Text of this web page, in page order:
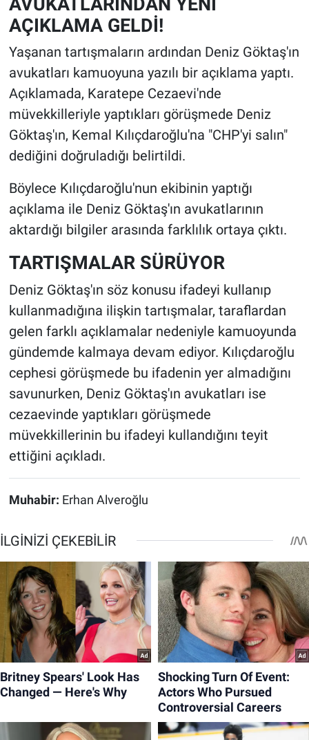
AÇIKLAMA GELDİ!
Yaşanan tartışmaların ardından Deniz Göktaş'ın
avukatları kamuoyuna yazılı bir açıklama yaptı.
Açıklamada, Karatepe Cezaevi'nde
müvekkilleriyle yaptıkları görüşmede Deniz
Göktaş'ın, Kemal Kılıçdaroğlu'na "CHP'yi salın"
dediğini doğruladığı belirtildi.
Böylece Kılıçdaroğlu'nun ekibinin yaptığı
açıklama ile Deniz Göktaş'ın avukatlarının
aktardığı bilgiler arasında farklılık ortaya çıktı.
TARTIŞMALAR SÜRÜYOR
Deniz Göktaş'ın söz konusu ifadeyi kullanıp
kullanmadığına ilişkin tartışmalar, taraflardan
gelen farklı açıklamalar nedeniyle kamuoyunda
gündemde kalmaya devam ediyor. Kılıçdaroğlu
cephesi görüşmede bu ifadenin yer almadığını
savunurken, Deniz Göktaş'ın avukatları ise
cezaevinde yaptıkları görüşmede
müvekkillerinin bu ifadeyi kullandığını teyit
ettiğini açıkladı.
Muhabir: Erhan Alveroğlu